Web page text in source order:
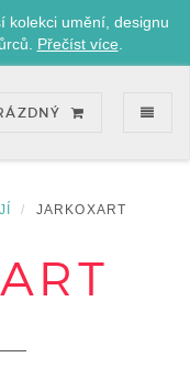
kolekci umění, designu
Přečíst více
JARKOXART